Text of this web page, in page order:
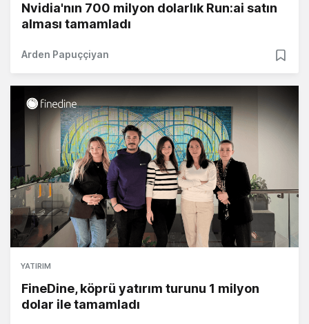
Nvidia'nın 700 milyon dolarlık Run:ai satın
alması tamamladı
Arden Papuççiyan
YATIRIM
FineDine, köprü yatırım turunu 1 milyon
dolar ile tamamladı